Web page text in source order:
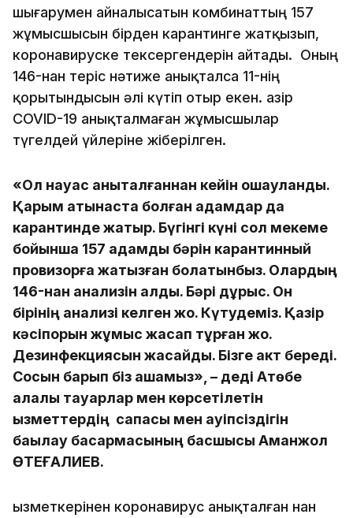
шығарумен айналысатын комбинаттың 157
жұмысшысын бірден карантинге жатқызып,
коронавируске тексергендерін айтады. Оның
146-нан теріс нәтиже анықталса 11-нің
қорытындысын әлі күтіп отыр екен. Қазір
COVID-19 анықталмаған жұмысшылар
түгелдей үйлеріне жіберілген.
«Ол науқас анықталғаннан кейін оқшауланды.
Қарым қатынаста болған адамдар да
карантинде жатыр. Бүгінгі күні сол мекеме
бойынша 157 адамды бәрін карантинный
провизорға жатқызған болатынбыз. Олардың
146-нан анализін алдық. Бәрі дұрыс. Он
бірінің анализі келген жоқ. Күтудеміз. Қазір
кәсіпорын жұмыс жасап тұрған жоқ.
Дезинфекциясын жасайды. Бізге акт береді.
Сосын барып біз ашамыз», – деді Ақтөбе
қалалық тауарлар мен көрсетілетін
қызметтердің сапасы мен қауіпсіздігін
бақылау басқармасының басшысы Аманжол
ӨТЕҒАЛИЕВ.
Қызметкерінен коронавирус анықталған нан